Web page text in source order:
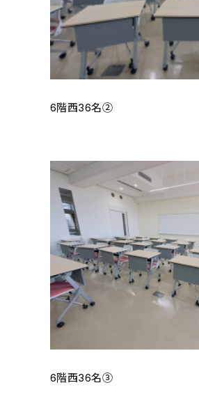
6階西36名②
6階西36名③